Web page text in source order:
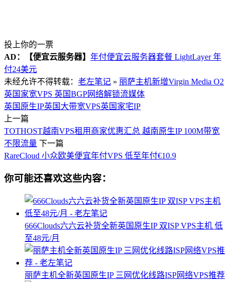
投上你的一票
AD：
【便宜云服务器】 年付便宜云服务器套餐 LightLayer 年
付24美元
未经允许不得转载： 老左笔记 » 丽萨主机新增Virgin Media O2
英国家宽VPS 英国BGP网络解锁流媒体
英国原生IP英国大带宽VPS英国家宅IP
上一篇
TOTHOST越南VPS租用商家优惠汇总 越南原生IP 100M带宽
不限流量 下一篇
RareCloud 小众欧美便宜年付VPS 低至年付€10.9
你可能还喜欢这些内容：
666Clouds六六云补货全新英国原生IP 双ISP VPS主机 低
至48元/月
丽萨主机全新英国原生IP 三网优化线路ISP网络VPS推荐